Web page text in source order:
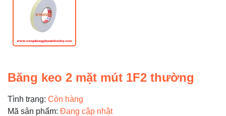
Băng keo 2 mặt mút 1F2 thường
Tình trạng: Còn hàng
Mã sản phẩm: Đang cập nhật